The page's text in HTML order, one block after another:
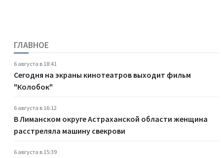
ГЛАВНОЕ
6 августа в 18:41
Сегодня на экраны кинотеатров выходит фильм
"Колобок"
6 августа в 16:12
В Лиманском округе Астраханской области женщина
расстреляла машину свекрови
6 августа в 15:39